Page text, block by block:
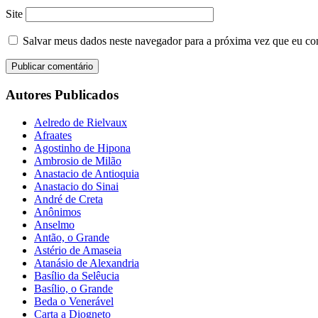
Site
Salvar meus dados neste navegador para a próxima vez que eu
Autores Publicados
Aelredo de Rielvaux
Afraates
Agostinho de Hipona
Ambrosio de Milão
Anastacio de Antioquia
Anastacio do Sinai
André de Creta
Anônimos
Anselmo
Antão, o Grande
Astério de Amaseia
Atanásio de Alexandria
Basílio da Selêucia
Basílio, o Grande
Beda o Venerável
Carta a Diogneto